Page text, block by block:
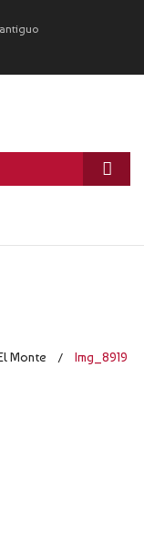
Monte / Img_8919